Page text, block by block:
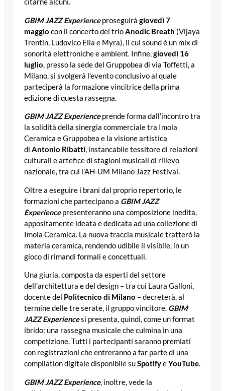
citarne alcuni.
GBIM JAZZ Experienceproseguirà giovedì 7
maggio con il concerto del trioAnodic Breath (Vijaya
Trentin, Ludovico Elia e Myra), il cui sound è un mix di
sonorità elettroniche e ambient. Infine,giovedì 16
luglio, presso la sede del Gruppobea di via Toffetti, a
Milano, si svolgerà l’evento conclusivo al quale
parteciperà la formazione vincitrice della prima
edizione di questa rassegna.
GBIM JAZZ Experienceprende forma dall’incontro tra
la solidità della sinergia commerciale tra Imola
Ceramica e Gruppobea e la visione artistica
di Antonio Ribatti, instancabile tessitore di relazioni
culturali e artefice di stagioni musicali di rilievo
nazionale, tra cui l’AH-UM Milano Jazz Festival.
Oltre a eseguire i brani dal proprio repertorio, le
formazioni che partecipano a GBIM JAZZ
Experiencepresenteranno una composizione inedita,
appositamente ideata e dedicata ad una collezione di
Imola Ceramica. La nuova traccia musicale tratterò la
materia ceramica, rendendo udibile il visibile, in un
gioco di rimandi formali e concettuali.
Una giuria, composta da esperti del settore
dell’architettura e del design – tra cui Laura Galloni,
docente del Politecnico di Milano – decreterà, al
termine delle tre serate, il gruppo vincitore. GBIM
JAZZ Experiencesi presenta, quindi, come un format
ibrido: una rassegna musicale che culmina in una
competizione. Tutti i partecipanti saranno premiati
con registrazioni che entreranno a far parte di una
compilation digitale disponibile suSpotifyeYouTube.
GBIM JAZZ Experience, inoltre, vede la